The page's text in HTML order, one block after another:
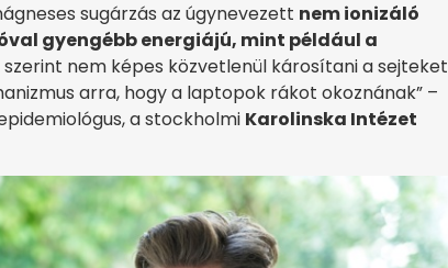
sugárzás az úgynevezett nem ionizáló
gyengébb energiájú, mint például a
nem képes közvetlenül károsítani a sejteket
arra, hogy a laptopok rákot okoznának” –
a stockholmi Karolinska Intézet